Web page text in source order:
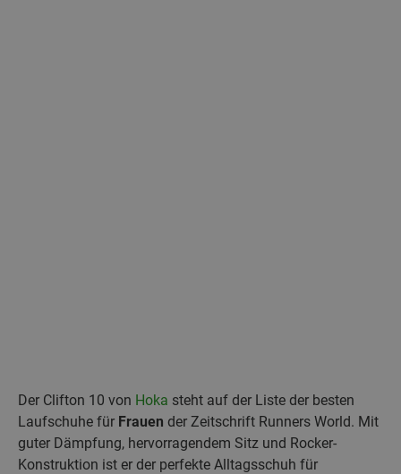
Der Clifton 10 von Hoka steht auf der Liste der besten
Laufschuhe für Frauen der Zeitschrift Runners World. Mit
guter Dämpfung, hervorragendem Sitz und Rocker-
Konstruktion ist er der perfekte Alltagsschuh für